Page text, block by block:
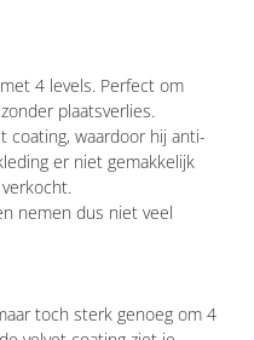
4 levels. Perfect om
plaatsverlies.
coating, waardoor hij anti-
er niet gemakkelijk
nemen dus niet veel
toch sterk genoeg om 4